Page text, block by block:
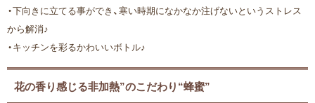
・下向きに立てる事ができ、寒い時期になかなか注げないというストレス
から解消♪
・キッチンを彩るかわいいボトル♪
花の香り感じる非加熱”のこだわり“蜂蜜”